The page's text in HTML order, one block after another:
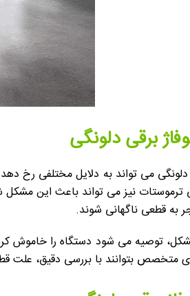
برقی دلونگی
می تواند به دلایل مختلفی رخ
نیز می تواند باعث این مشکل
قطعی ناگهانی شوند.
توصیه می شود دستگاه را خاموش
متخصص بتوانند با بررسی دقیق، علت